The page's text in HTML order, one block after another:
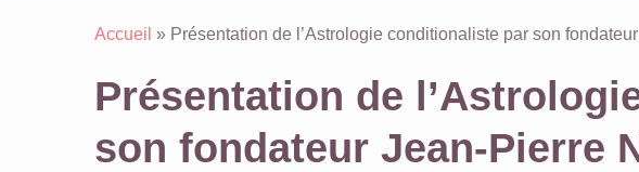
Accueil » Présentation de l’Astrologie conditionaliste par son
Présentation de
son fondateur Jean-Pierre